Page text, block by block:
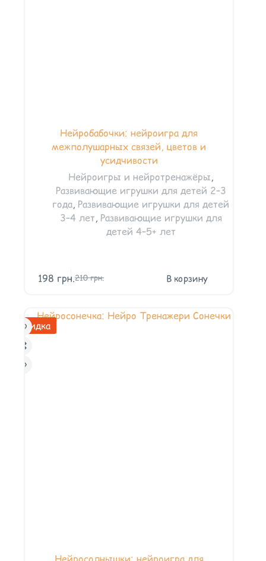
Нейробабочки: нейроигра для
межполушарных связей, цветов и
усидчивости
Нейроигры и нейротренажёры,
Развивающие игрушки для детей 2–3
года, Развивающие игрушки для детей
3–4 лет, Развивающие игрушки для
детей 4–5+ лет
210грн.
198 грн. В корзину
Скидка